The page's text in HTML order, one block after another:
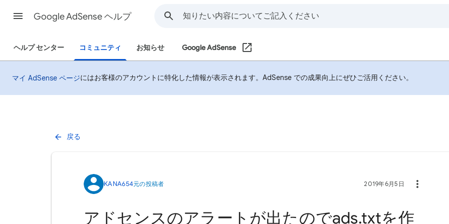
Google AdSense ヘルプ
ヘルプ センター コミュニティ お知らせ Google AdSense
マイ AdSense ページにはお客様のアカウントに特化した情報が表示されます。AdSense での成果向上にぜひご活用ください。
戻る
KANA654元の投稿者 2019年6月5日
アドセンスのアラートが出たのでads.txtを作